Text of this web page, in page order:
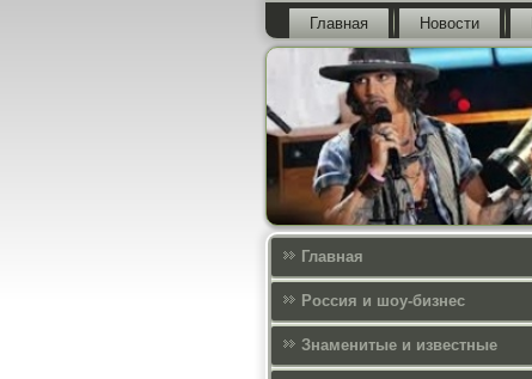
Главная Новости
Главная
Россия и шоу-бизнес
Знаменитые и известные